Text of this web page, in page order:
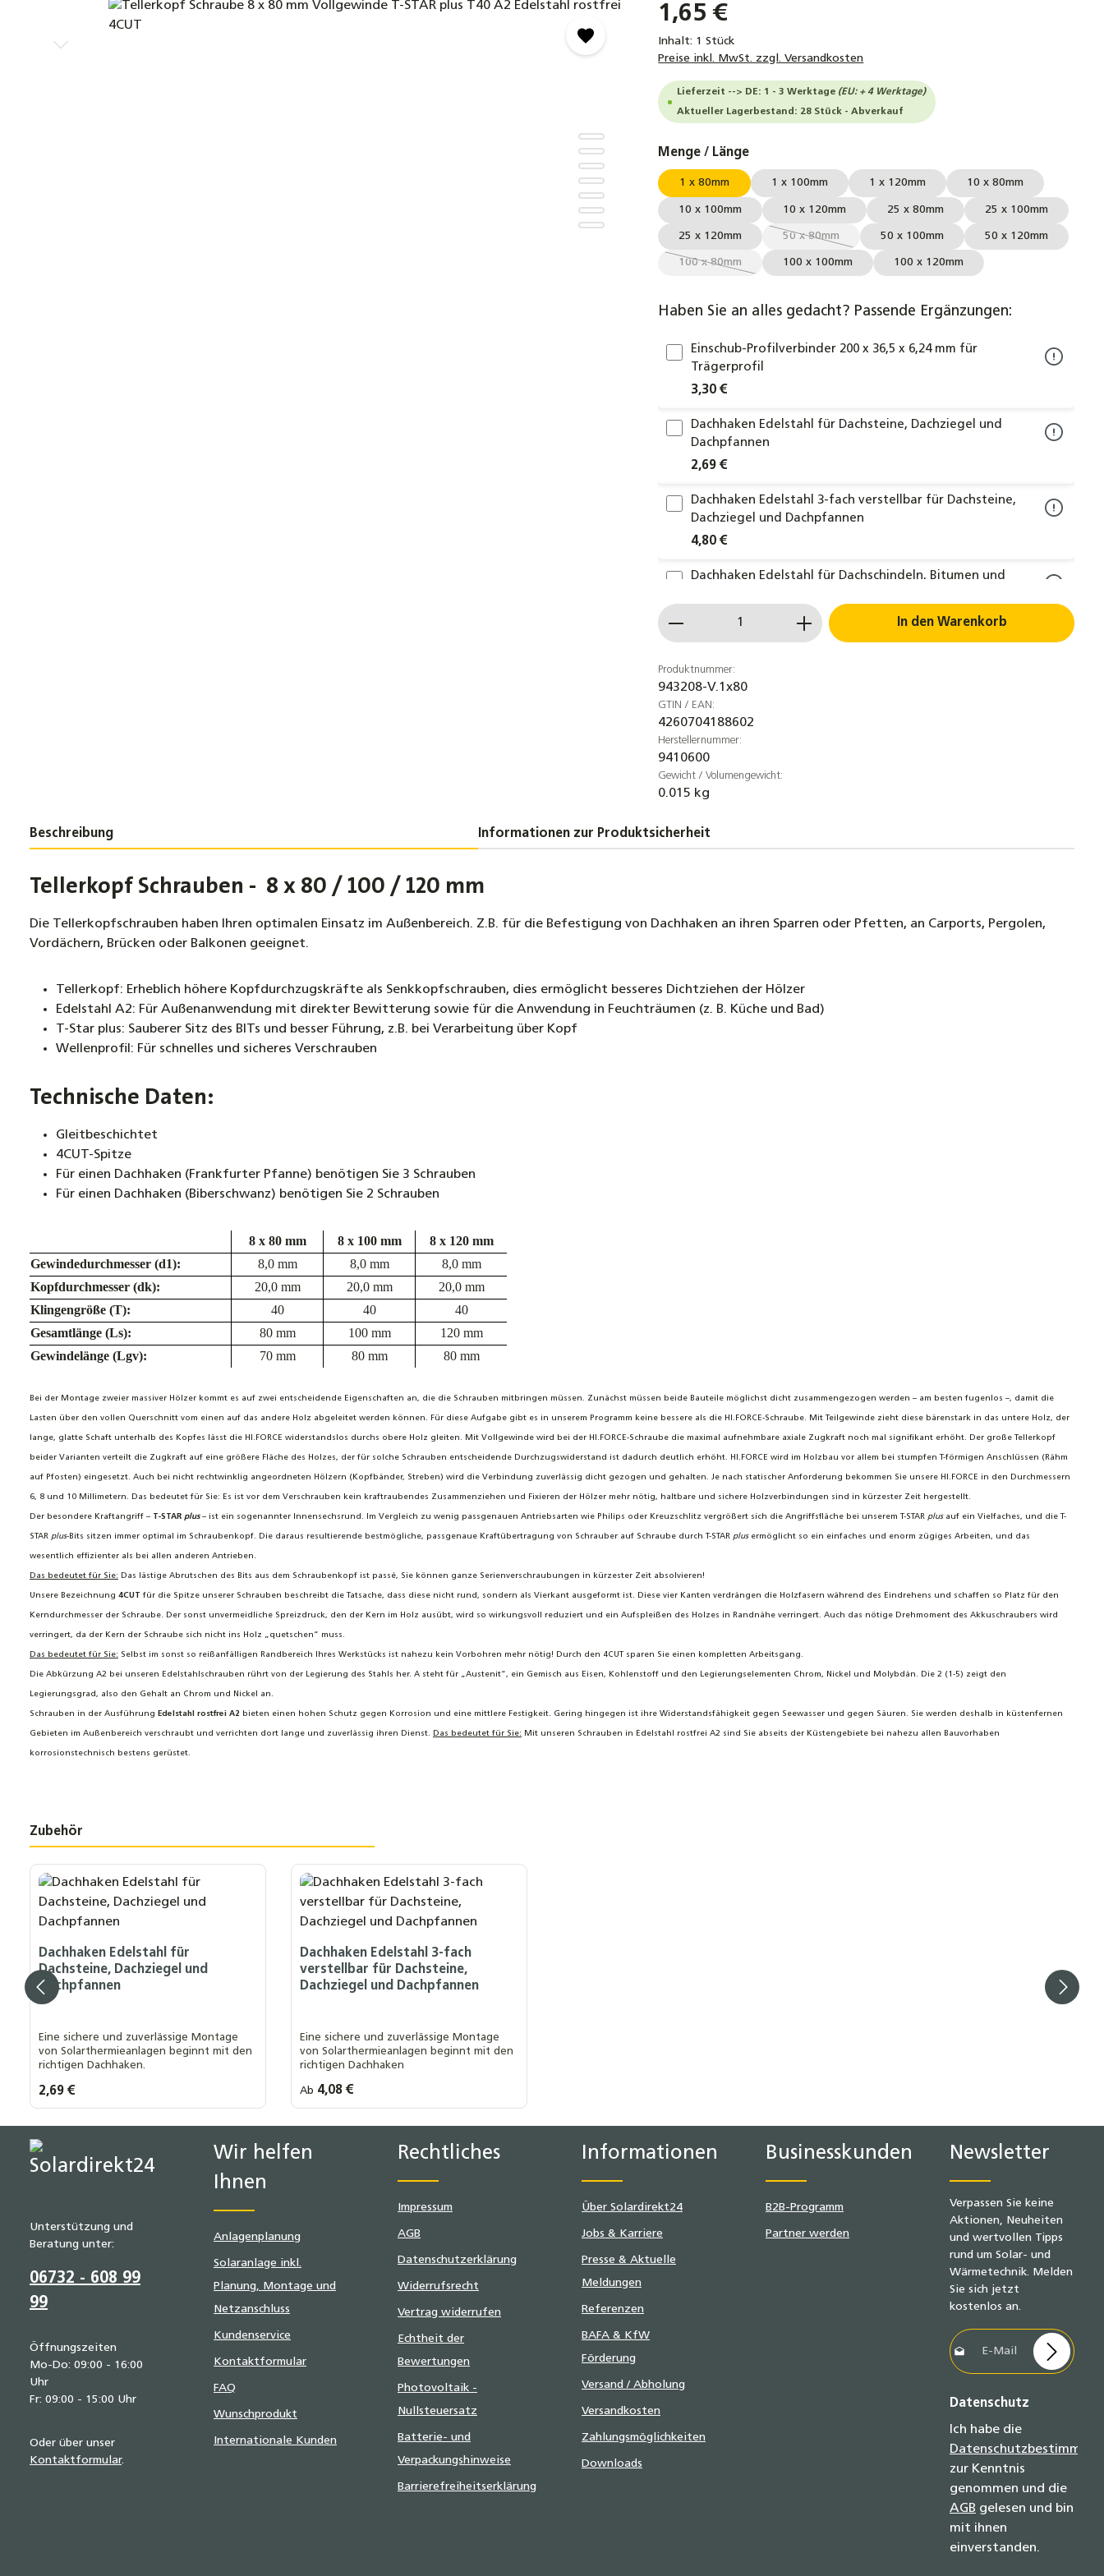
Bildergalerie überspringen 1,65 €
Inhalt: 1 Stück
Preise inkl. MwSt. zzgl. Versandkosten
Lieferzeit --> DE: 1 - 3 Werktage (EU: + 4 Werktage)
Aktueller Lagerbestand: 28 Stück - Abverkauf
Menge / Längeauswählen
1 x 80mm 1 x 100mm 1 x 120mm 10 x 80mm
10 x 100mm 10 x 120mm 25 x 80mm 25 x 100mm
25 x 120mm 50 x 80mm
(Diese Option ist zurzeit nicht verfügbar.)
50 x 100mm 50 x 120mm
100 x 80mm
(Diese Option ist zurzeit nicht verfügbar.)
100 x 100mm 100 x 120mm
Haben Sie an alles gedacht? Passende Ergänzungen:
Einschub-Profilverbinder 200 x 36,5 x 6,24 mm für
Trägerprofil
3,30 €
Dachhaken Edelstahl für Dachsteine, Dachziegel und
Dachpfannen
2,69 €
Dachhaken Edelstahl 3-fach verstellbar für Dachsteine,
Dachziegel und Dachpfannen
4,80 €
Dachhaken Edelstahl für Dachschindeln, Bitumen und
Profilabschlusskappen aus Kunststoff für PV-
Montageschienen
3,90 €
ALU-Trägerprofil - 40-200cm - Montageprofil
Montageschiene Aluminiumprofil Stange
3,20 €
Vollgewinde
DIN6923
3,00 €
Produkt Anzahl: Gib den gewünschten Wert
In den Warenkorb
Produktnummer:
943208-V.1x80
GTIN / EAN:
4260704188602
Herstellernummer:
9410600
Gewicht / Volumengewicht:
0.015 kg
Beschreibung Informationen zur Produktsicherheit
Tellerkopf Schrauben - 8 x 80 / 100 / 120 mm
Die Tellerkopfschrauben haben Ihren optimalen Einsatz im Außenbereich. Z.B. für die Befestigung von Dachhaken an ihren Sparren oder Pfetten, an Carports, Pergolen,
Vordächern, Brücken oder Balkonen geeignet.
Tellerkopf: Erheblich höhere Kopfdurchzugskräfte als Senkkopfschrauben, dies ermöglicht besseres Dichtziehen der Hölzer
Edelstahl A2: Für Außenanwendung mit direkter Bewitterung sowie für die Anwendung in Feuchträumen (z. B. Küche und Bad)
T-Star plus: Sauberer Sitz des BITs und besser Führung, z.B. bei Verarbeitung über Kopf
Wellenprofil: Für schnelles und sicheres Verschrauben
Technische Daten:
Gleitbeschichtet
4CUT-Spitze
Für einen Dachhaken (Frankfurter Pfanne) benötigen Sie 3 Schrauben
Für einen Dachhaken (Biberschwanz) benötigen Sie 2 Schrauben
8 x 80 mm 8 x 100 mm
8 x 120 mm
Gewindedurchmesser (d1):
8,0 mm 8,0 mm
8,0 mm
Kopfdurchmesser (dk):
20,0 mm 20,0 mm
20,0 mm
Klingengröße (T):
40 40
40
Gesamtlänge (Ls):
80 mm 100 mm
120 mm
Gewindelänge (Lgv):
70 mm 80 mm 80 mm
Bei der Montage zweier massiver Hölzer kommt es auf zwei entscheidende Eigenschaften an, die die Schrauben mitbringen müssen. Zunächst müssen beide Bauteile möglichst dicht zusammengezogen werden – am besten fugenlos –, damit die
Lasten über den vollen Querschnitt vom einen auf das andere Holz abgeleitet werden können. Für diese Aufgabe gibt es in unserem Programm keine bessere als die HI.FORCE-Schraube. Mit Teilgewinde zieht diese bärenstark in das untere Holz, der
lange, glatte Schaft unterhalb des Kopfes lässt die HI.FORCE widerstandslos durchs obere Holz gleiten. Mit Vollgewinde wird bei der HI.FORCE-Schraube die maximal aufnehmbare axiale Zugkraft noch mal signifikant erhöht. Der große Tellerkopf
beider Varianten verteilt die Zugkraft auf eine größere Fläche des Holzes, der für solche Schrauben entscheidende Durchzugswiderstand ist dadurch deutlich erhöht. HI.FORCE wird im Holzbau vor allem bei stumpfen T-förmigen Anschlüssen (Rähm
auf Pfosten) eingesetzt. Auch bei nicht rechtwinklig angeordneten Hölzern (Kopfbänder, Streben) wird die Verbindung zuverlässig dicht gezogen und gehalten. Je nach statischer Anforderung bekommen Sie unsere HI.FORCE in den Durchmessern
6, 8 und 10 Millimetern. Das bedeutet für Sie: Es ist vor dem Verschrauben kein kraftraubendes Zusammenziehen und Fixieren der Hölzer mehr nötig, haltbare und sichere Holzverbindungen sind in kürzester Zeit hergestellt.
Der besondere Kraftangriff – T-STAR plus– ist ein sogenannter Innensechsrund. Im Vergleich zu wenig passgenauen Antriebsarten wie Philips oder Kreuzschlitz vergrößert sich die Angriffsfläche bei unserem T-STAR plusauf ein Vielfaches, und die T-
STAR plus-Bits sitzen immer optimal im Schraubenkopf. Die daraus resultierende bestmögliche, passgenaue Kraftübertragung von Schrauber auf Schraube durch T-STAR plusermöglicht so ein einfaches und enorm zügiges Arbeiten, und das
wesentlich effizienter als bei allen anderen Antrieben.
Das bedeutet für Sie: Das lästige Abrutschen des Bits aus dem Schraubenkopf ist passé, Sie können ganze Serienverschraubungen in kürzester Zeit absolvieren!
Unsere Bezeichnung 4CUT für die Spitze unserer Schrauben beschreibt die Tatsache, dass diese nicht rund, sondern als Vierkant ausgeformt ist. Diese vier Kanten verdrängen die Holzfasern während des Eindrehens und schaffen so Platz für den
Kerndurchmesser der Schraube. Der sonst unvermeidliche Spreizdruck, den der Kern im Holz ausübt, wird so wirkungsvoll reduziert und ein Aufspleißen des Holzes in Randnähe verringert. Auch das nötige Drehmoment des Akkuschraubers wird
verringert, da der Kern der Schraube sich nicht ins Holz „quetschen“ muss.
Das bedeutet für Sie: Selbst im sonst so reißanfälligen Randbereich Ihres Werkstücks ist nahezu kein Vorbohren mehr nötig! Durch den 4CUT sparen Sie einen kompletten Arbeitsgang.
Die Abkürzung A2 bei unseren Edelstahlschrauben rührt von der Legierung des Stahls her. A steht für „Austenit“, ein Gemisch aus Eisen, Kohlenstoff und den Legierungselementen Chrom, Nickel und Molybdän. Die 2 (1-5) zeigt den
Legierungsgrad, also den Gehalt an Chrom und Nickel an.
Schrauben in der Ausführung Edelstahl rostfrei A2 bieten einen hohen Schutz gegen Korrosion und eine mittlere Festigkeit. Gering hingegen ist ihre Widerstandsfähigkeit gegen Seewasser und gegen Säuren. Sie werden deshalb in küstenfernen
Gebieten im Außenbereich verschraubt und verrichten dort lange und zuverlässig ihren Dienst. Das bedeutet für Sie: Mit unseren Schrauben in Edelstahl rostfrei A2 sind Sie abseits der Küstengebiete bei nahezu allen Bauvorhaben
korrosionstechnisch bestens gerüstet.
Zubehör
Produktgalerie überspringen
Dachhaken Edelstahl für
Dachsteine, Dachziegel und
Dachpfannen
Eine sichere und zuverlässige Montage
von Solarthermieanlagen beginnt mit den
richtigen Dachhaken.
Regulärer Preis:
2,69 €
Dachhaken Edelstahl 3-fach
verstellbar für Dachsteine,
Dachziegel und Dachpfannen
Eine sichere und zuverlässige Montage
von Solarthermieanlagen beginnt mit den
richtigen Dachhaken
Regulärer Preis:
Ab 4,08 €
Unterstützung und
Beratung unter:
06732 - 608 99
99
Öffnungszeiten
Mo-Do: 09:00 - 16:00
Uhr
Fr: 09:00 - 15:00 Uhr
Oder über unser
Kontaktformular.
Wir helfen
Ihnen
Anlagenplanung
Solaranlage inkl.
Planung, Montage und
Netzanschluss
Kundenservice
Kontaktformular
FAQ
Wunschprodukt
Internationale Kunden
Rechtliches
Impressum
AGB
Datenschutzerklärung
Widerrufsrecht
Vertrag widerrufen
Echtheit der
Bewertungen
Photovoltaik -
Nullsteuersatz
Batterie- und
Verpackungshinweise
Barrierefreiheitserklärung
Informationen
Über Solardirekt24
Jobs & Karriere
Presse & Aktuelle
Meldungen
Referenzen
BAFA & KfW
Förderung
Versand / Abholung
Versandkosten
Zahlungsmöglichkeiten
Downloads
Businesskunden
B2B-Programm
Partner werden
Newsletter
Verpassen Sie keine
Aktionen, Neuheiten
und wertvollen Tipps
rund um Solar- und
Wärmetechnik. Melden
Sie sich jetzt
kostenlos an.
E-Mail-Adresse*
Datenschutz
Ich habe die
zur Kenntnis
genommen und die
AGB gelesen und bin
mit ihnen
einverstanden.